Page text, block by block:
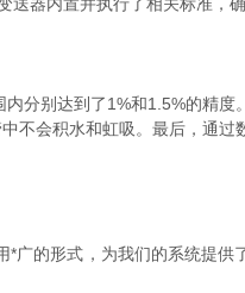
别达到了1%和1.5%的精度
会积水和虹吸。最后，通过
的形式，为我们的系统提供